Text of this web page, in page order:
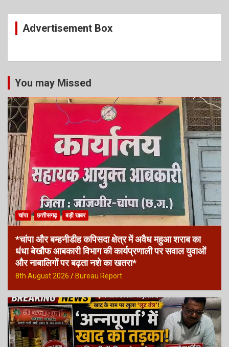
Advertisement Box
You may Missed
चांपा छत्तीसगढ़ बड़ी खबर
*चांपा और बम्हनीडीह कपिसदा क्षेत्र में अवैध महुआ शराब का
धंधा बेखौफ आबकारी विभाग की कार्यप्रणाली पर सवाल युवाओं
और नाबालिगों पर बढ़ता नशे का खतरा*
8th August 2026 Bureau Report